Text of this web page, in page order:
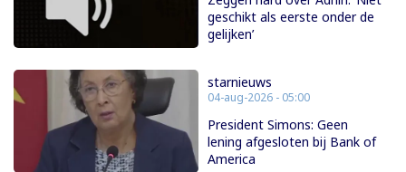
geschikt als eerste onder de
gelijken’
starnieuws
04-aug-2026 - 05:00
President Simons: Geen
lening afgesloten bij Bank of
America